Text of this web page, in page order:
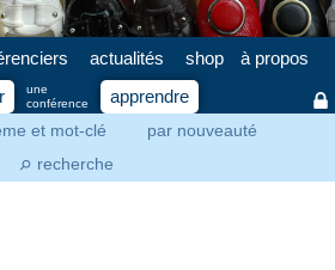
et mot-clé par nouveauté
⚲ recherche
actualités shop
à propos
une
conférence
apprendre